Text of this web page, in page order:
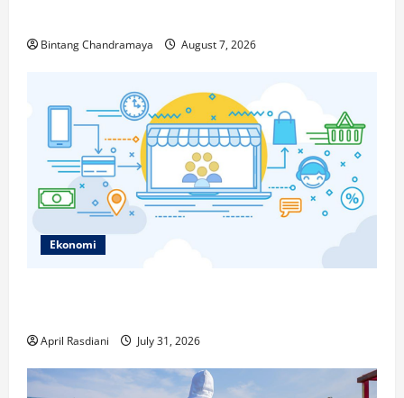
Bintang Chandramaya August 7, 2026
Ekonomi
April Rasdiani July 31, 2026